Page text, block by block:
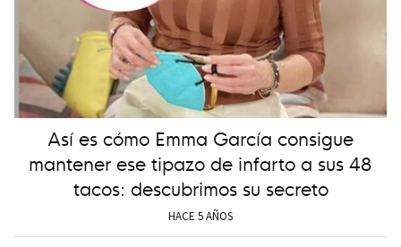
Así es cómo Emma García consigue
mantener ese tipazo de infarto a sus 48
tacos: descubrimos su secreto
HACE 5 AÑOS